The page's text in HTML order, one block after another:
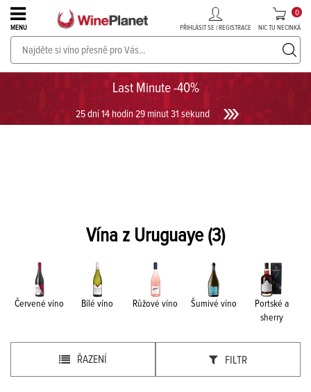
Last Minute -40%
25 dní 14 hodin 29 minut 31 sekund
MENU PŘIHLÁSIT SE / REGISTRACE NIC TU NECINKÁ
0
PROSECCO v akci až do -30%!UKÁZAT PROSECCO
Vína z Uruguaye(3)
Červené víno Bílé víno Růžové víno Šumivé víno
Portské a
sherry
ŘAZENÍ FILTR